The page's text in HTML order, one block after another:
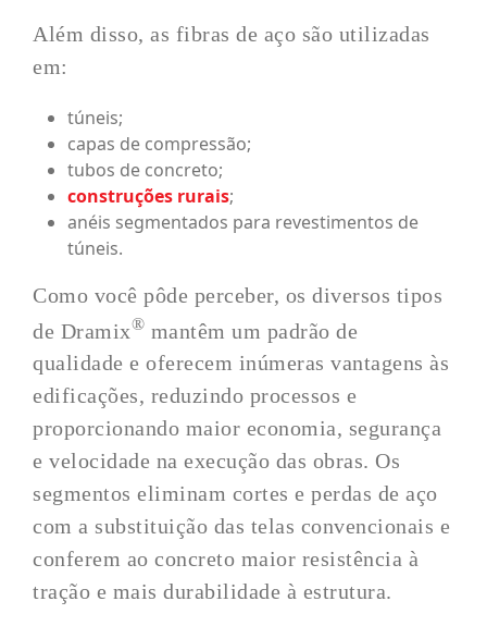
Além disso, as fibras de aço são utilizadas
em:
túneis;
capas de compressão;
tubos de concreto;
construções rurais;
anéis segmentados para revestimentos de
túneis.
Como você pôde perceber, os diversos tipos
de Dramix® mantêm um padrão de
qualidade e oferecem inúmeras vantagens às
edificações, reduzindo processos e
proporcionando maior economia, segurança
e velocidade na execução das obras. Os
segmentos eliminam cortes e perdas de aço
com a substituição das telas convencionais e
conferem ao concreto maior resistência à
tração e mais durabilidade à estrutura.